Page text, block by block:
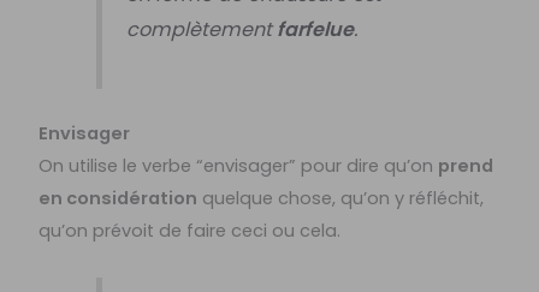
complètementfarfelue.
Envisager
On utilise le verbe “envisager” pour dire qu’on prend
en considération quelque chose, qu’on y réfléchit,
qu’on prévoit de faire ceci ou cela.